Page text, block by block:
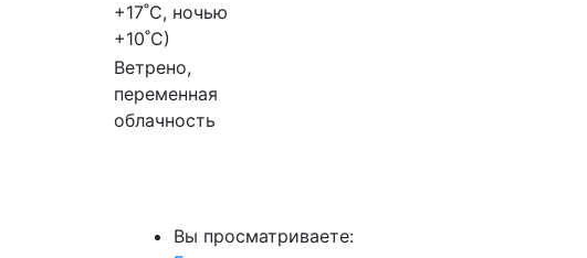
+17˚C, ночью
+10˚C)
Ветрено,
переменная
облачность
Вы просматриваете: